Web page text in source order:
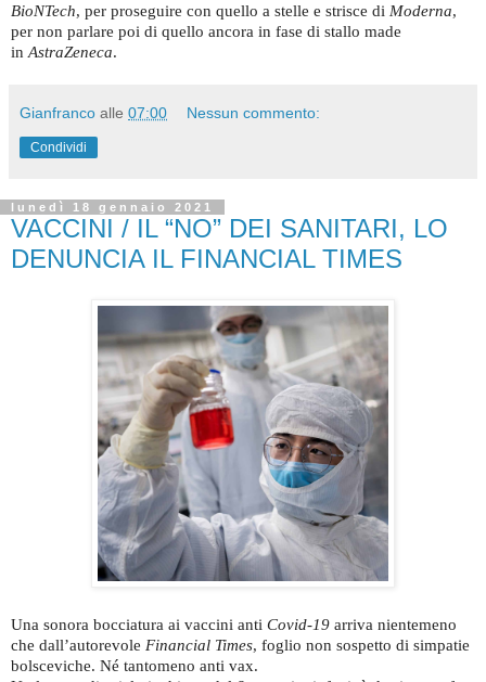
BioNTech, per proseguire con quello a stelle e strisce di Moderna,
per non parlare poi di quello ancora in fase di stallo made
in AstraZeneca.
Gianfranco alle 07:00 Nessun commento:
Condividi
lunedì 18 gennaio 2021
VACCINI / IL “NO” DEI SANITARI, LO
DENUNCIA IL FINANCIAL TIMES
Una sonora bocciatura ai vaccini anti Covid-19 arriva nientemeno
che dall’autorevole Financial Times, foglio non sospetto di simpatie
bolsceviche. Né tantomeno anti vax.